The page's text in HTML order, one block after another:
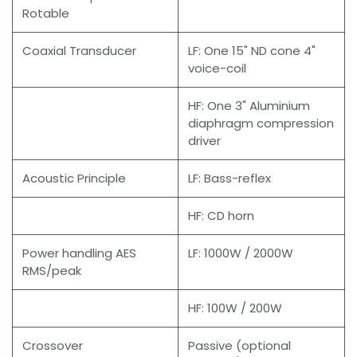
Rotable
Coaxial Transducer
LF: One 15" ND cone 4"
voice-coil
HF: One 3" Aluminium
diaphragm compression
driver
Acoustic Principle LF: Bass-reflex
HF: CD horn
Power handling AES
RMS/peak
LF: 1000W / 2000W
HF: 100W / 200W
Crossover
Passive (optional